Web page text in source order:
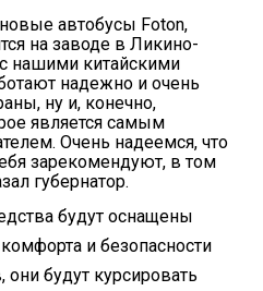
автобусы Foton,
на заводе в Ликино-
нашими китайскими
надежно и очень
ну и, конечно,
является самым
Очень надеемся, что
зарекомендуют, в том
губернатор.
будут оснащены
и безопасности
будут курсировать